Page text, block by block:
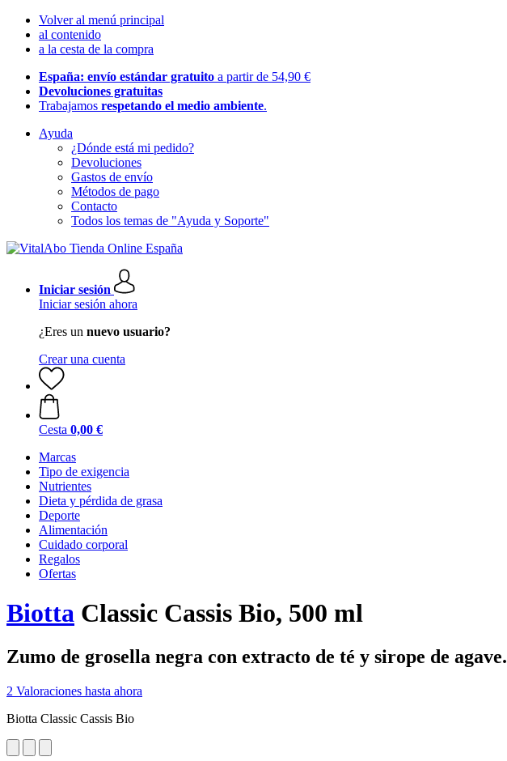
Volver al menú principal
al contenido
a la cesta de la compra
España: envío estándar gratuito a partir de 54,90 €
Devoluciones gratuitas
Trabajamos respetando el medio ambiente.
Ayuda
¿Dónde está mi pedido?
Devoluciones
Gastos de envío
Métodos de pago
Contacto
Todos los temas de "Ayuda y Soporte"
Iniciar sesión
Iniciar sesión ahora
¿Eres un nuevo usuario?
Crear una cuenta
Cesta 0,00 €
Marcas
Tipo de exigencia
Nutrientes
Dieta y pérdida de grasa
Deporte
Alimentación
Cuidado corporal
Regalos
Ofertas
Biotta Classic Cassis Bio, 500 ml
Zumo de grosella negra con extracto de té y sirope de agave.
2 Valoraciones hasta ahora
Biotta Classic Cassis Bio